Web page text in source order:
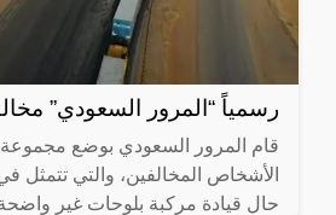
رسمياً “المرور السعودي”
قام المرور السعودي بوضع
الأشخاص المخالفين، والتي تتمثل
حال قيادة مركبة بلوحات غير